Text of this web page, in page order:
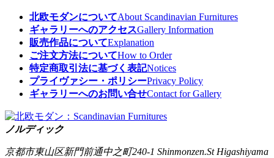
北欧モダンについてAbout Scandinavian Furnitures
ギャラリーへのアクセスGallery Information
販売作品についてExplanation
ご注文方法についてHow to Order
特定商取引法に基づく表記Notices
プライヴァシー・ポリシーPrivacy Policy
ギャラリーへのお問い合せContact for Gallery
ノルディック
京都市東山区新門前通中之町240-1 Shinmonzen.St Higashiyama